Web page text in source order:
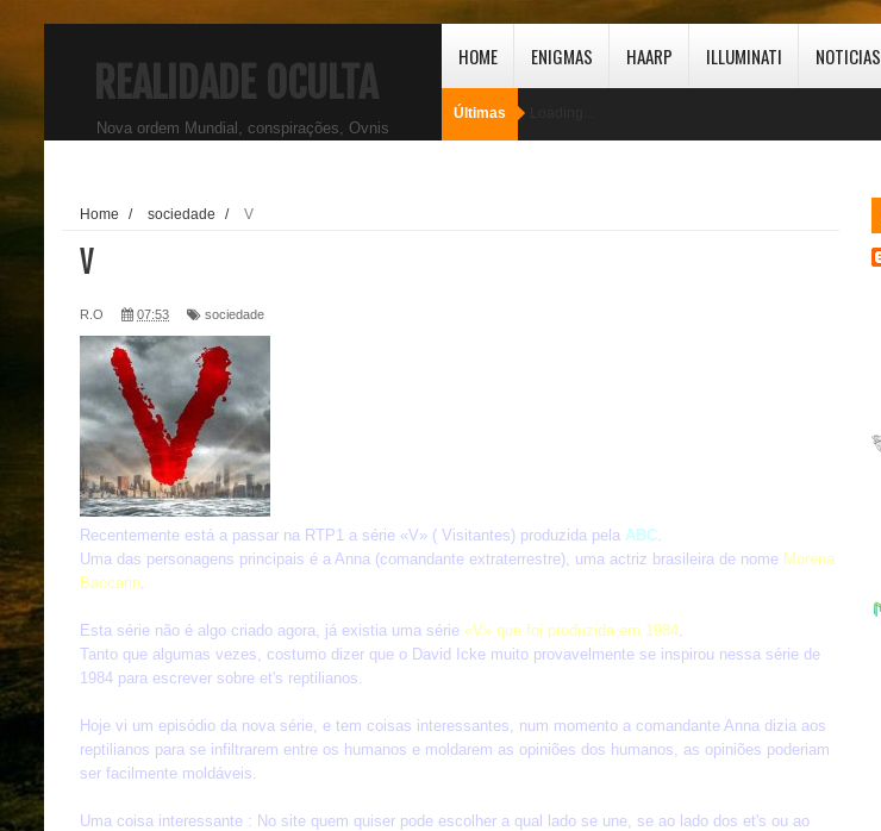
REALIDADE OCULTA
Nova ordem Mundial, conspirações, Ovnis
HOME ENIGMAS HAARP ILLUMINATI NOTICIAS
Últimas
Home / sociedade / V
V
R.O 07:53 sociedade
Recentemente está a passar na RTP1 a série «V» ( Visitantes) produzida pela ABC
Uma das personagens principais é a Anna (comandante extraterrestre), uma actriz brasileira de nome Morena
Baccarin
Esta série não é algo criado agora, já existia uma série «V» que foi produzida em 1984
Tanto que algumas vezes, costumo dizer que o David Icke muito provavelmente se inspirou nessa série de
1984 para escrever sobre et's reptilianos.
Hoje vi um episódio da nova série, e tem coisas interessantes, num momento a comandante Anna dizia aos
reptilianos para se infiltrarem entre os humanos e moldarem as opiniões dos humanos, as opiniões poderiam
ser facilmente moldáveis.
Uma coisa interessante : No site quem quiser pode escolher a qual lado se une, se ao lado dos et's ou ao